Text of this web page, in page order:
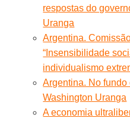
respostas do
Uranga
Argentina.
“Insensibilidade
individualismo
Argentina. No fundo
Washington Uranga
A economia